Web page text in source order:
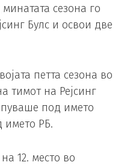
сезона го
Булс и освои две
петта сезона во
тимот на Рејсинг
под името
името РБ.
12. место во